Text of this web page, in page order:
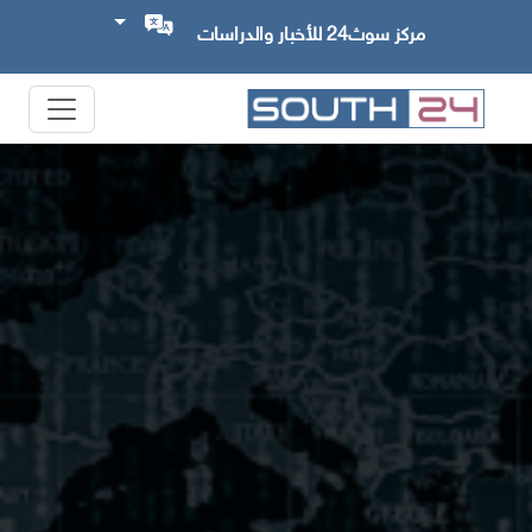
مركز سوث24 للأخبار والدراسات